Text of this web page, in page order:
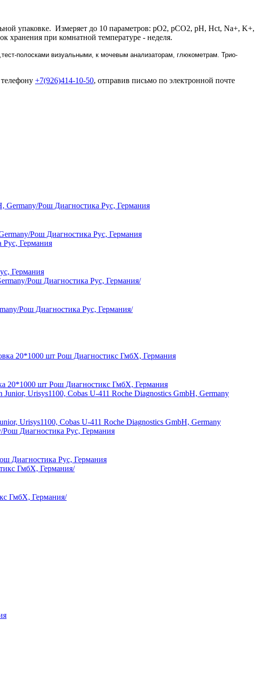
упаковке. Измеряет до 10 параметров: pO2, pCO2, pH, Hct, Na+, K+,
хранения при комнатной температуре - неделя.
полосками визуальными, к мочевым анализаторам, глюкометрам. Трио-
+7(926)414-10-50, отправив письмо по электронной почте
Рош Диагностика Рус, Германия
Германия
Рош Диагностика Рус, Германия/
20*1000 шт Рош Диагностикс ГмбХ, Германия
Urisys1100, Cobas U-411 Roche Diagnostics GmbH, Germany
Диагностика Рус, Германия
ГмбХ, Германия/